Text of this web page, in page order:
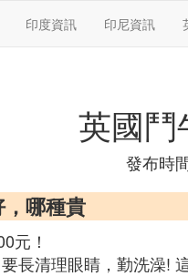
印度資訊 印尼資訊
英國鬥
發布時
哪種貴
元！
長清理眼睛，勤洗澡!